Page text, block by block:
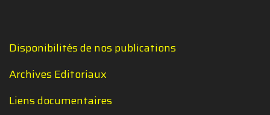
Disponibilités de nos publications
Archives Editoriaux
Liens documentaires